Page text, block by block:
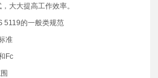
大大提高工作效率。
5119的一般类规范
准
Fc